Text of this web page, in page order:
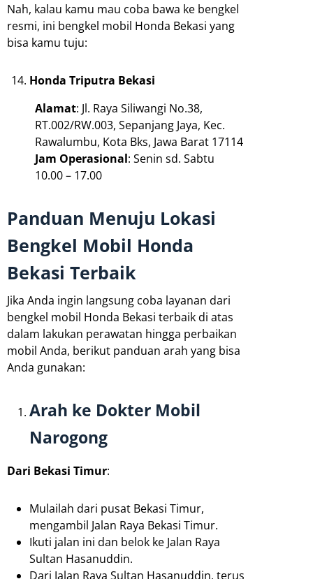
Nah, kalau kamu mau coba bawa ke bengkel
resmi, ini bengkel mobil Honda Bekasi yang
bisa kamu tuju:
Honda Triputra Bekasi
Alamat: Jl. Raya Siliwangi No.38,
RT.002/RW.003, Sepanjang Jaya, Kec.
Rawalumbu, Kota Bks, Jawa Barat 17114
Jam Operasional: Senin sd. Sabtu
10.00 – 17.00
Panduan Menuju Lokasi
Bengkel Mobil Honda
Bekasi Terbaik
Jika Anda ingin langsung coba layanan dari
bengkel mobil Honda Bekasi terbaik di atas
dalam lakukan perawatan hingga perbaikan
mobil Anda, berikut panduan arah yang bisa
Anda gunakan:
Arah ke Dokter Mobil
Narogong
Dari Bekasi Timur:
Mulailah dari pusat Bekasi Timur,
mengambil Jalan Raya Bekasi Timur.
Ikuti jalan ini dan belok ke Jalan Raya
Sultan Hasanuddin.
Dari Jalan Raya Sultan Hasanuddin, terus